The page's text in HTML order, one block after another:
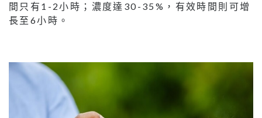
間只有1-2小時；濃度達30-35%，有效時間則可增
長至6小時。